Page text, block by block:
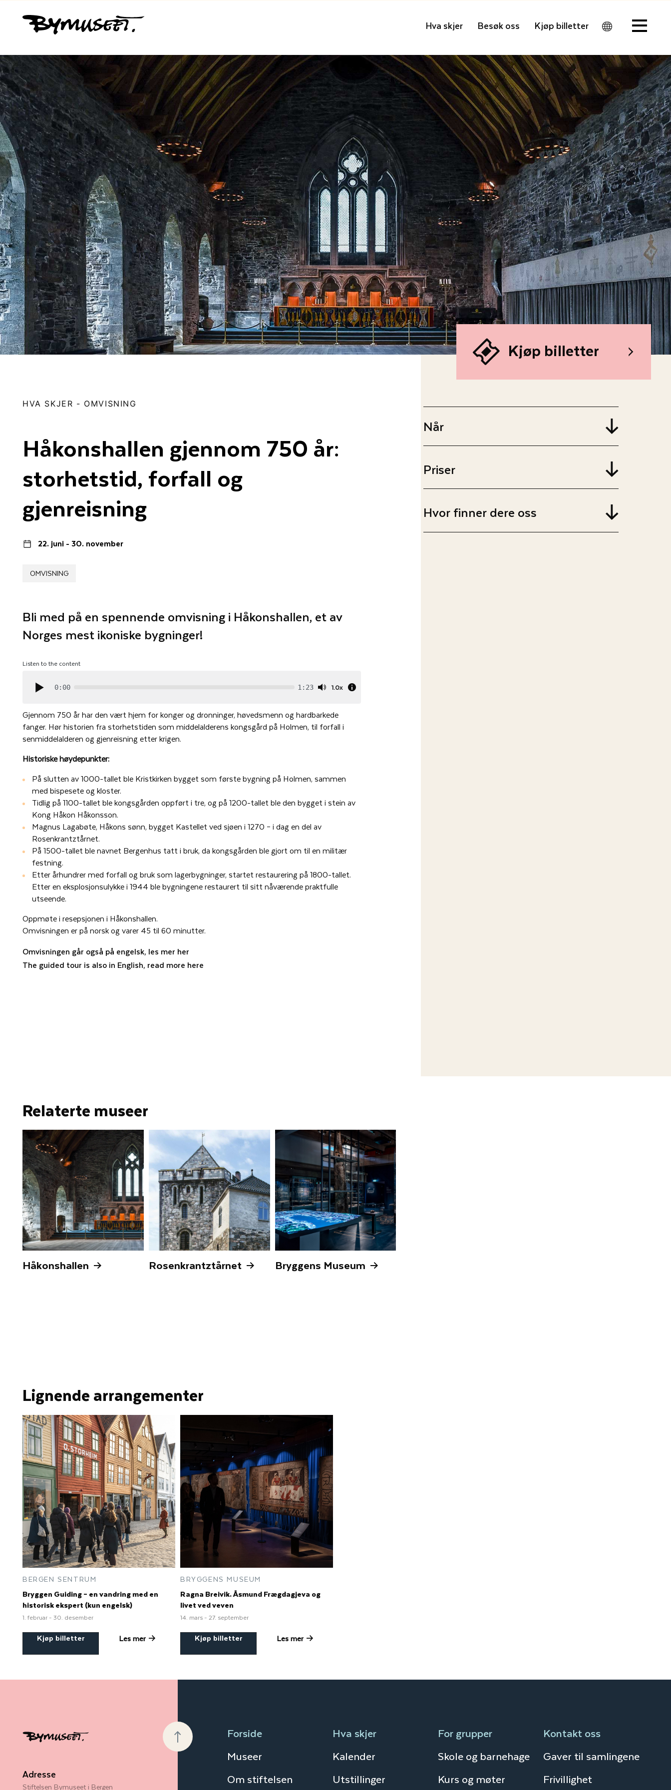
Hva skjer Besøk oss Kjøp billetter
Men
Kjøp billetter
HVA SKJER - OMVISNING
Håkonshallen gjennom 750 år:
storhetstid, forfall og
gjenreisning
22. juni - 30. november
OMVISNING
Bli med på en spennende omvisning i Håkonshallen, et av
Norges mest ikoniske bygninger!
Listen to the content
0:00 1:23 1.0x
Gjennom 750 år har den vært hjem for konger og dronninger, høvedsmenn og hardbarkede
fanger. Hør historien fra storhetstiden som middelalderens kongsgård på Holmen, til forfall i
senmiddelalderen og gjenreisning etter krigen.
Historiske høydepunkter:
På slutten av 1000-tallet ble Kristkirken bygget som første bygning på Holmen, sammen
med bispesete og kloster.
Tidlig på 1100-tallet ble kongsgården oppført i tre, og på 1200-tallet ble den bygget i stein av
Kong Håkon Håkonsson.
Magnus Lagabøte, Håkons sønn, bygget Kastellet ved sjøen i 1270 – i dag en del av
Rosenkrantztårnet.
På 1500-tallet ble navnet Bergenhus tatt i bruk, da kongsgården ble gjort om til en militær
festning.
Etter århundrer med forfall og bruk som lagerbygninger, startet restaurering på 1800-tallet.
Etter en eksplosjonsulykke i 1944 ble bygningene restaurert til sitt nåværende praktfulle
utseende.
Oppmøte i resepsjonen i Håkonshallen.
Omvisningen er på norsk og varer 45 til 60 minutter.
Omvisningen går også på engelsk, les mer her
The guided tour is also in English, read more here
Når
Priser
Hvor finner dere oss
Relaterte museer
Håkonshallen Rosenkrantztårnet Bryggens Museum
Lignende arrangementer
BERGEN SENTRUM
Bryggen Guiding – en vandring med en
historisk ekspert (kun engelsk)
1. februar - 30. desember
Kjøp billetter Les mer
BRYGGENS MUSEUM
Ragna Breivik. Åsmund Frægdagjeva og
livet ved veven
14. mars - 27. september
Kjøp billetter Les mer
Adresse
Stiftelsen Bymuseet i Bergen
Forside
Museer
Om stiftelsen
Hva skjer
Kalender
Utstillinger
For grupper
Skole og barnehage
Kurs og møter
Kontakt oss
Gaver til samlingene
Frivillighet